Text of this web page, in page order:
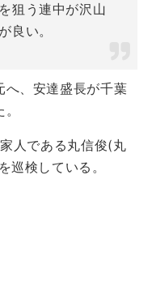
狙う連中が沢山
良い。
へ、安達盛長が千葉
人である丸信俊(丸
巡検している。